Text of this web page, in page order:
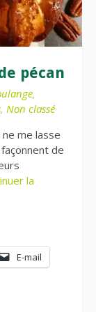
pécan
,
, Non classé
me lasse
de
la
E-mail